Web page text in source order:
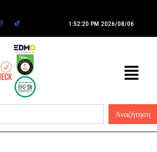
1:52:20 PM 2026/08/06